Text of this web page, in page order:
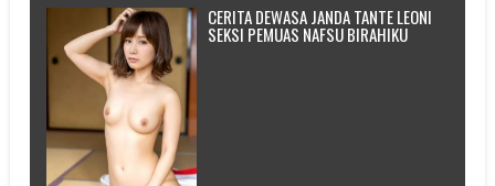
CERITA DEWASA JANDA TANTE LEONI
SEKSI PEMUAS NAFSU BIRAHIKU